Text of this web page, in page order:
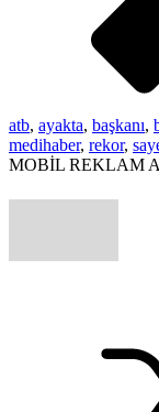
atb, ayakta, başkanı,
medihaber, rekor,
MOBİL REKLAM